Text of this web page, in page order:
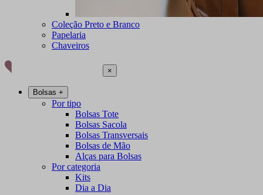
Coleção Preto e Branco
Papelaria
Chaveiros
×
Bolsas +
Por tipo
Bolsas Tote
Bolsas Sacola
Bolsas Transversais
Bolsas de Mão
Alças para Bolsas
Por categoria
Kits
Dia a Dia